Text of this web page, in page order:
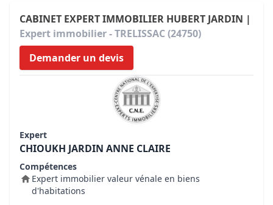
CABINET EXPERT IMMOBILIER HUBERT JARDIN |
Expert immobilier - TRELISSAC (24750)
Demander un devis
Expert
CHIOUKH JARDIN ANNE CLAIRE
Compétences
Expert immobilier valeur vénale en biens
d'habitations